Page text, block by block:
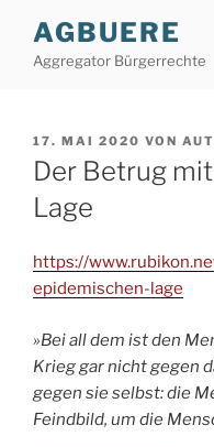
Inhalt
springen
AGBUERE
Aggregator Bürgerrechte
VERÖFFENTLICHT
AM
17. MAI 2020 VON
Der Betrug
Lage
https://
epidemischen-lage
»Bei all dem ist den
Krieg gar nicht gegen
gegen sie selbst: die
Feindbild, um die